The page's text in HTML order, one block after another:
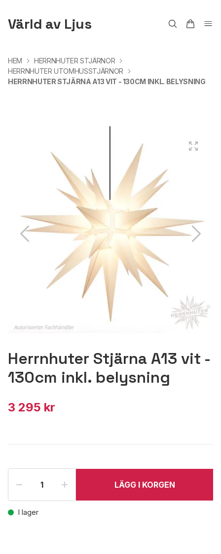
Värld av Ljus
HEM
HERRNHUTER STJÄRNOR
HERRNHUTER UTOMHUSSTJÄRNOR
HERRNHUTER STJÄRNA A13 VIT - 130CM INKL. BELYSNING
Herrnhuter Stjärna A13 vit -
130cm inkl. belysning
3 295 kr
LÄGG I KORGEN
I lager